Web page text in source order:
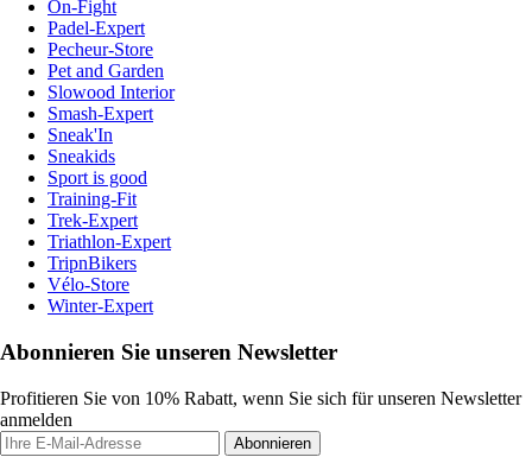
On-Fight
Padel-Expert
Pecheur-Store
Pet and Garden
Slowood Interior
Smash-Expert
Sneak'In
Sneakids
Sport is good
Training-Fit
Trek-Expert
Triathlon-Expert
TripnBikers
Vélo-Store
Winter-Expert
Abonnieren Sie unseren Newsletter
Profitieren Sie von 10% Rabatt, wenn Sie sich für unseren Newsletter
anmelden
Abonnieren